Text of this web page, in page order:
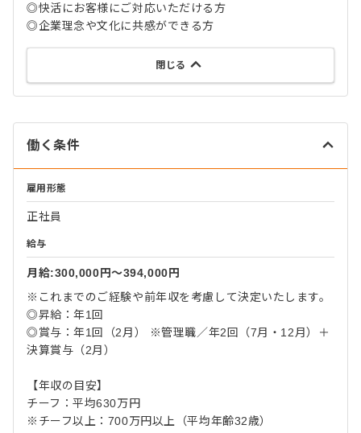
◎快活にお客様にご対応いただける方
◎企業理念や文化に共感ができる方
閉じる
働く条件
雇用形態
正社員
給与
月給:300,000円〜394,000円
※これまでのご経験や前年収を考慮して決定いたします。
◎昇給：年1回
◎賞与：年1回（2月） ※管理職／年2回（7月・12月）＋
決算賞与（2月）
【年収の目安】
チーフ：平均630万円
※チーフ以上：700万円以上（平均年齢32歳）